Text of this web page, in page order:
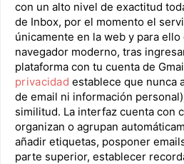
con un alto nivel de exactitud
de Inbox, por el momento el
únicamente en la web y para
navegador moderno, tras
plataforma con tu cuenta de
privacidad establece que nunca
de email ni información
similitud. La interfaz cuenta con
organizan o agrupan
añadir etiquetas, posponer
parte superior, establecer